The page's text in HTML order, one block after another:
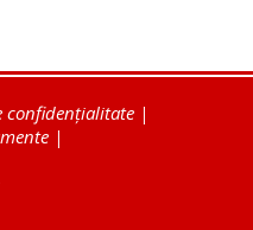
confidențialitate |
|